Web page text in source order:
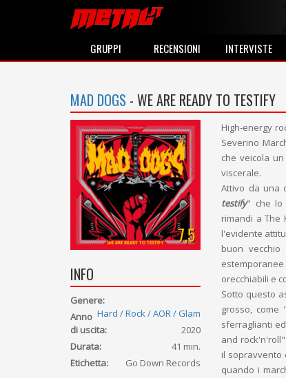
GRUPPI RECENSIONI INTERVISTE
MAD DOGS - WE ARE READY TO TESTIFY
7,5
INFO
Genere:
Hard / Rock / AOR / Glam
Anno
di uscita:
2020
Durata:
41 min.
Etichetta:
Go Down Records
High-energy
Severino
che veicola
viscerale.
Attivo da una
testify" che lo
rimandi a The
l'evidente
buon
orecchiabili e
Sotto questo
grosso, come "
sferraglianti
and
il sopravvento
quando i